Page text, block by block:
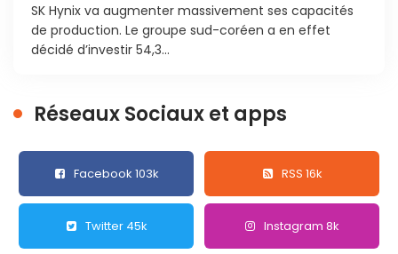
SK Hynix va augmenter massivement ses capacités
de production. Le groupe sud-coréen a en effet
décidé d’investir 54,3...
Réseaux Sociaux et apps
Facebook 103k RSS 16k
Twitter 45k Instagram 8k